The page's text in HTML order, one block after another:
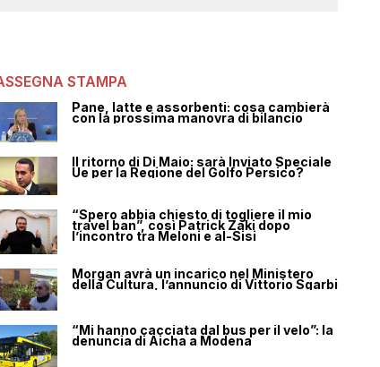
STAMPA
Pane, latte e assorbenti: cosa cambierà
con la prossima manovra di bilancio
Il ritorno di Di Maio: sarà Inviato Speciale
Ue per la Regione del Golfo Persico?
“Spero abbia chiesto di togliere il mio
travel ban”, così Patrick Zaki dopo
l’incontro tra Meloni e al-Sisi
Morgan avrà un incarico nel Ministero
della Cultura, l’annuncio di Vittorio Sgarbi
“Mi hanno cacciata dal bus per il velo”: la
denuncia di Aicha a Modena